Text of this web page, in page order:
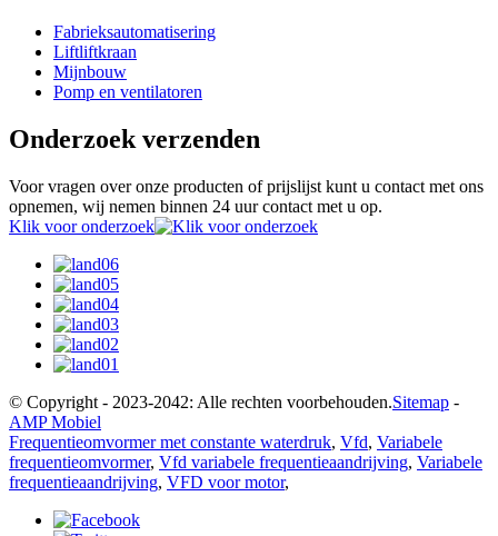
Fabrieksautomatisering
Liftliftkraan
Mijnbouw
Pomp en ventilatoren
Onderzoek verzenden
Voor vragen over onze producten of prijslijst kunt u contact met ons
opnemen, wij nemen binnen 24 uur contact met u op.
Klik voor onderzoek
© Copyright - 2023-2042: Alle rechten voorbehouden.Sitemap -
AMP Mobiel
Frequentieomvormer met constante waterdruk, Vfd, Variabele
frequentieomvormer, Vfd variabele frequentieaandrijving, Variabele
frequentieaandrijving, VFD voor motor,